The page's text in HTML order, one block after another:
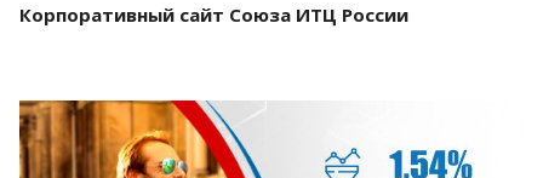
Корпоративный сайт Союза ИТЦ России